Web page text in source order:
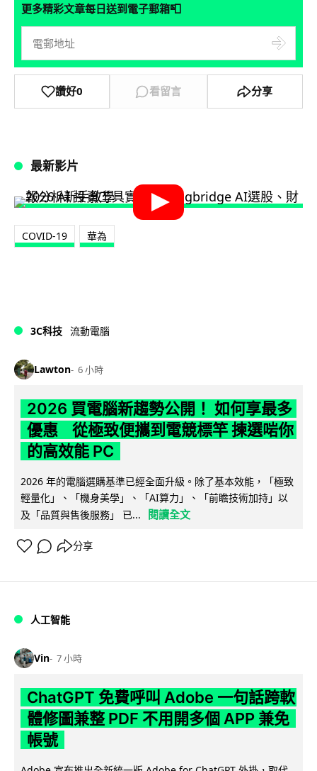
更多精彩文章每日送到電子郵箱📮
讚好0 看留言 分享
最新影片
COVID-19 華為
3C科技 流動電腦
Lawton 6 小時
2026 買電腦新趨勢公開！ 如何享最多
優惠 從極致便攜到電競標竿 揀選啱你
的高效能 PC
2026 年的電腦選購基準已經全面升級。除了基本效能，「極致
輕量化」、「機身美學」、「AI算力」、「前瞻技術加持」以
及「品質與售後服務」 已...
閱讀全文
分享
人工智能
Vin 7 小時
ChatGPT 免費呼叫 Adobe 一句話跨軟
體修圖兼整 PDF 不用開多個 APP 兼免
帳號